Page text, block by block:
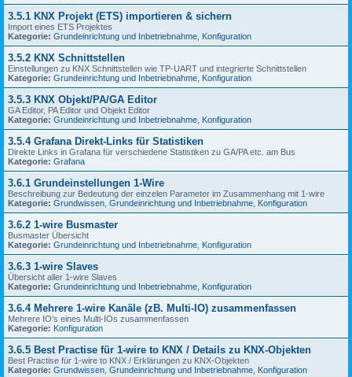
3.5.1 KNX Projekt (ETS) importieren & sichern
Import eines ETS Projektes
Kategorie: Grundeinrichtung und Inbetriebnahme Konfiguration
3.5.2 KNX Schnittstellen
Einstellungen zu KNX Schnittstellen wie TP-UART und integrierte Schnittstellen
Kategorie: Grundeinrichtung und Inbetriebnahme Konfiguration
3.5.3 KNX Objekt/PA/GA Editor
GA Editor, PA Editor und Objekt Editor
Kategorie: Grundeinrichtung und Inbetriebnahme Konfiguration
3.5.4 Grafana Direkt-Links für Statistiken
Direkte Links in Grafana für verschiedene Statistiken zu GA/PA etc. am Bus
Kategorie: Grafana
3.6.1 Grundeinstellungen 1-Wire
Beschreibung zur Bedeutung der einzelen Parameter im Zusammenhang mit 1-wire
Kategorie: Grundwissen Grundeinrichtung und Inbetriebnahme Konfiguration
3.6.2 1-wire Busmaster
Busmaster Übersicht
Kategorie: Grundeinrichtung und Inbetriebnahme Konfiguration
3.6.3 1-wire Slaves
Übersicht aller 1-wire Slaves
Kategorie: Grundeinrichtung und Inbetriebnahme Konfiguration
3.6.4 Mehrere 1-wire Kanäle (zB. Multi-IO) zusammenfassen
Mehrere IO's eines Multi-IOs zusammenfassen
Kategorie: Konfiguration
3.6.5 Best Practise für 1-wire to KNX / Details zu KNX-Objekten
Best Practise für 1-wire to KNX / Erklärungen zu KNX-Objekten
Kategorie: Grundwissen Grundeinrichtung und Inbetriebnahme Konfiguration